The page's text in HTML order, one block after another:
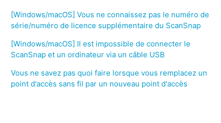
[Windows/macOS] Vous ne connaissez pas le numéro de
série/numéro de licence supplémentaire du ScanSnap
[Windows/macOS] Il est impossible de connecter le
ScanSnap et un ordinateur via un câble USB
Vous ne savez pas quoi faire lorsque vous remplacez un
point d'accès sans fil par un nouveau point d'accès